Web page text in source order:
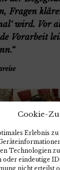
Cookie-
Erlebnis
Technologien
oder eindeutige
nicht erteilst
Fragen
wird. Vor
Vorarbeit